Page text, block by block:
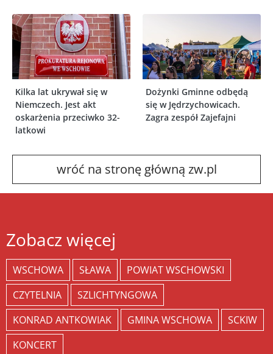
Kilka lat ukrywał się w
Niemczech. Jest akt
oskarżenia przeciwko 32-
latkowi
Dożynki Gminne odbędą
się w Jędrzychowicach.
Zagra zespół Zajefajni
wróć na stronę główną zw.pl
Zobacz więcej
WSCHOWA SŁAWA
POWIAT WSCHOWSKI
CZYTELNIA
SZLICHTYNGOWA
KONRAD ANTKOWIAK
GMINA WSCHOWA
SCKIW
KONCERT